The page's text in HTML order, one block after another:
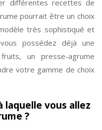
différentes recettes de
pourrait être un choix
très sophistiqué et
possédez déjà une
un presse-agrume
votre gamme de choix
laquelle vous allez
?